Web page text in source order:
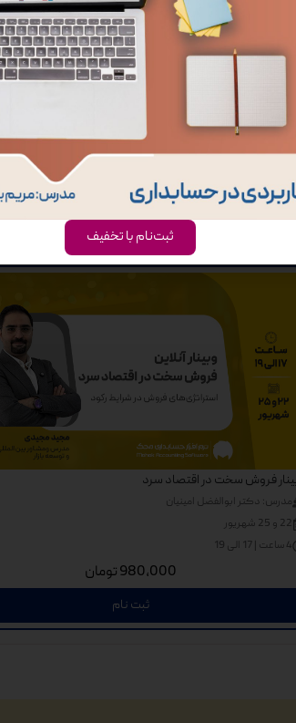
فروش سخت در اقتصاد سرد
مدرس: دکتر ابوالفضل امینیان
22 و 25 شهریور
4 ساعت | 17 الی 19
980,000تومان
ثبت نام
ثبت‌نام با تخفیف